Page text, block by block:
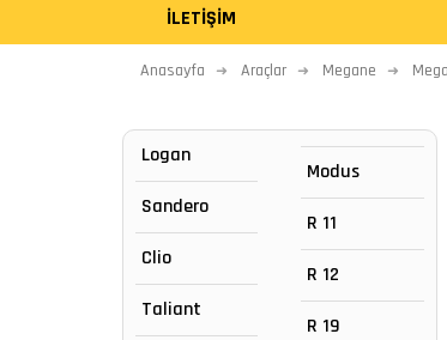
İLETIŞIM
Anasayfa Araçlar Megane
Logan
Sandero
Clio
Taliant
Modus
R 11
R 12
R 19